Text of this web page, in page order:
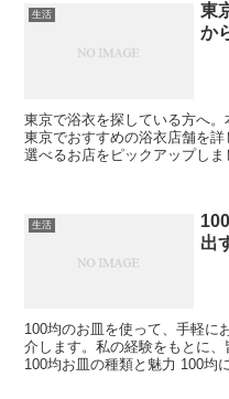
生活
東
か
東京で浴衣を探している方へ。
東京でおすすめの浴衣店舗を
選べるお店をピックアップしま
生活
出
100均のお皿を使って、手軽に
介します。私の経験をもとに、
100均お皿の種類と魅力 100均